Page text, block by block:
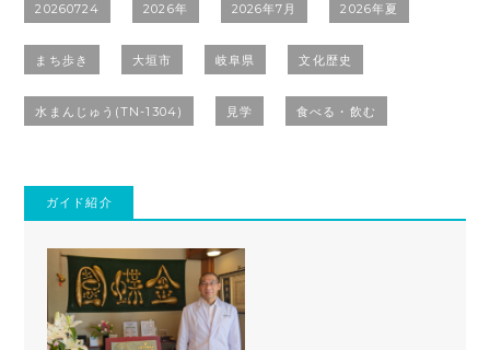
20260724 2026年 2026年7月 2026年夏
まち歩き 大垣市 岐阜県 文化歴史
水まんじゅう(TN-1304) 見学 食べる・飲む
ガイド紹介